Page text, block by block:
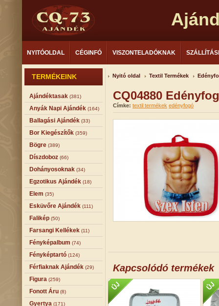
NYITÓOLDAL CÉGINFÓ VISZONTELADÓKNAK
TERMÉKEINK
Ajándéktasak (381)
Anyák Napi Ajándék (164)
Ballagási Ajándék (33)
Bor Kiegészítők (359)
Bögre (389)
Díszdoboz (66)
Dohányosoknak (34)
Egzotikus Ajándék (18)
Elem (35)
Esküvőre Ajándék (111)
Falikép (50)
Farsangi Kellékek (11)
Fényképalbum (74)
Fényképtartó (124)
Férfiaknak Ajándék (29)
Figura (259)
Fonott Áru (8)
Gyertya (171)
Nyitó oldal Textil Termékek
CQ04880
Címke: textil termékek edényfogó
Kapcsolódó termékek